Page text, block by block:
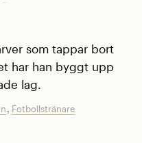
som tappar bort
har han byggt upp
lag.
, Fotbollstränare